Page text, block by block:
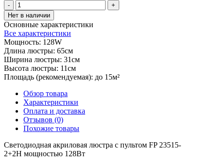
-
+
Нет в наличии
Основные характеристики
Все характеристики
Мощность: 128W
Длина люстры: 65см
Ширина люстры: 31см
Высота люстры: 11см
Площадь (рекомендуемая): до 15м²
Обзор товара
Характеристики
Оплата и доставка
Отзывов (0)
Похожие товары
Светодиодная акриловая люстра с пультом FP 23515-
2+2H мощностью 128Вт